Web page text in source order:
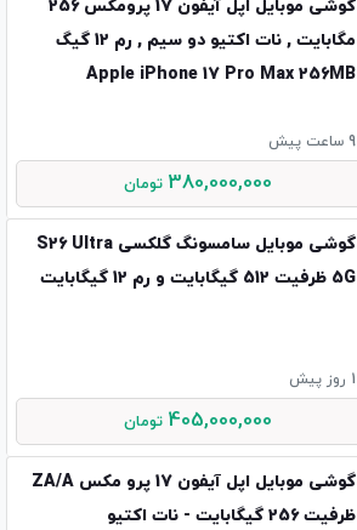
گوشی موبایل اپل آیفون 17 پرومکس 256
مگابایت , نات اکتیو دو سیم , رم 12 گیگ
Apple iPhone 17 Pro Max 256MB
9 ساعت پیش
380,000,000 تومان
گوشی موبایل سامسونگ گلکسی S26 Ultra
5G ظرفیت 512 گیگابایت و رم 12 گیگابایت
1 روز پیش
405,000,000 تومان
گوشی موبایل اپل آیفون 17 پرو مکس ZA/A
ظرفیت 256 گیگابایت - نات اکتیو